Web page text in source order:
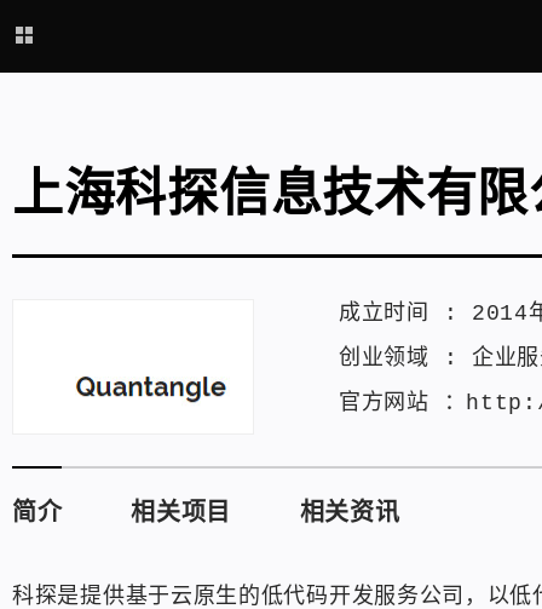
上海科探信息技术有
成立时间 : 2014
创业领域 : 企业
官方网站 ：
简介 相关项目 相关资讯
科探是提供基于云原生的低代码开发服务公司，以